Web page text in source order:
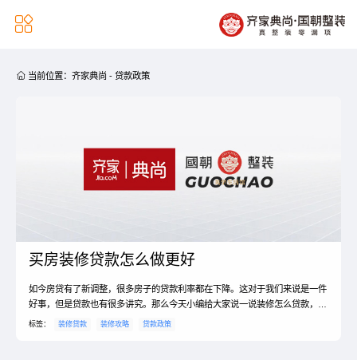

 当前位置： 齐家典尚 - 贷款政策
买房装修贷款怎么做更好
如今房贷有了新调整，很多房子的贷款利率都在下降。这对于我们来说是一件
好事，但是贷款也有很多讲究。那么今天小编给大家说一说装修怎么贷款，具
体的贷款流程如何？装修怎么贷款1、借款人申请借款申请人到银行分行各支
标签： 装修贷款 装修攻略 贷款政策